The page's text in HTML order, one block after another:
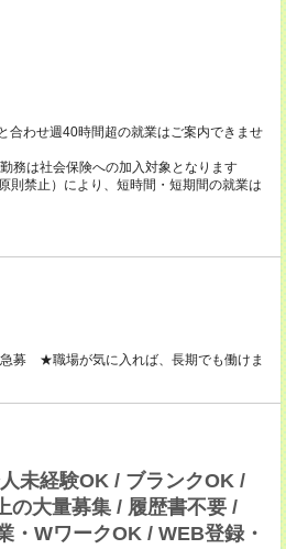
合わせ週40時間超の就業はご案内できませ
務は社会保険への加入対象となります
則禁止）により、短時間・短期間の就業は
募 ★職場が気に入れば、長期でも働けま
未経験OK / ブランクOK /
の大量募集 / 履歴書不要 /
・WワークOK / WEB登録・